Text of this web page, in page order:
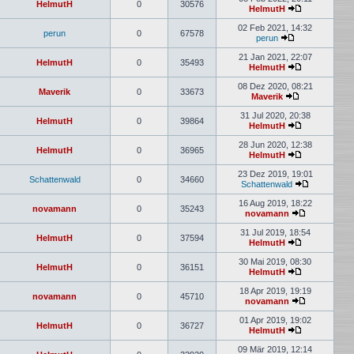
HelmutH 0 30576
HelmutH
perun 0 67578
02 Feb 2021, 14:32
perun
HelmutH 0 35493
21 Jan 2021, 22:07
HelmutH
Maverik 0 33673
08 Dez 2020, 08:21
Maverik
HelmutH 0 39864
31 Jul 2020, 20:38
HelmutH
HelmutH 0 36965
28 Jun 2020, 12:38
HelmutH
Schattenwald 0 34660
23 Dez 2019, 19:01
Schattenwald
novamann 0 35243
16 Aug 2019, 18:22
novamann
HelmutH 0 37594
31 Jul 2019, 18:54
HelmutH
HelmutH 0 36151
30 Mai 2019, 08:30
HelmutH
novamann 0 45710
18 Apr 2019, 19:19
novamann
HelmutH 0 36727
01 Apr 2019, 19:02
HelmutH
09 Mär 2019, 12:14